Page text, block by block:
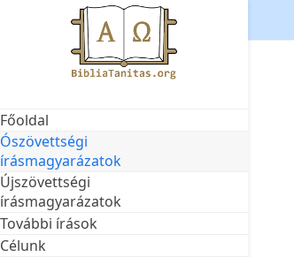
Főoldal
Ószövettségi
írásmagyarázatok
Újszövettségi
írásmagyarázatok
További írások
Célunk